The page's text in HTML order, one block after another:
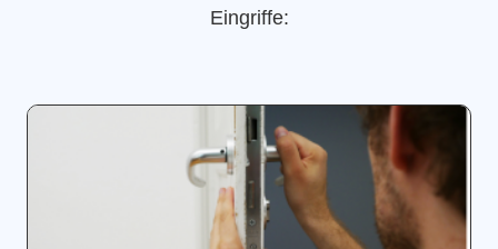
Eingriffe: